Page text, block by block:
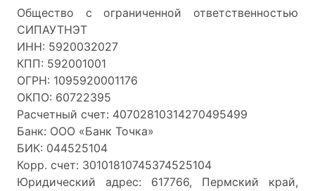
Общество с ограниченной ответственностью
СИПАУТНЭТ
ИНН: 5920032027
КПП: 592001001
ОГРН: 1095920001176
ОКПО: 60722395
Расчетный счет: 40702810314270495499
Банк: ООО «Банк Точка»
БИК: 044525104
Корр. счет: 30101810745374525104
Юридический адрес: 617766, Пермский край,